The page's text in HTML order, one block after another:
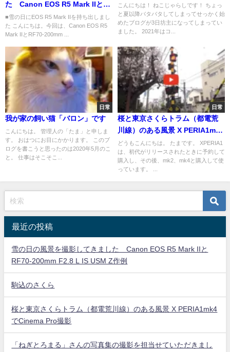
た Canon EOS R5 Mark IIと
RF70-200mm F2.8 L IS USM Z
作例
■雪の日にEOS R5 Mark IIを持ち出しまし
た こんにちは。今回は、Canon EOS R5
Mark IIとRF70-200mm ...
こんにちは！ ねこじゃらしです！ ちょっ
と夏以降バタバタしてしまってせっかく始
めたブログが3日坊主になってしまってい
ました。 2021年はコ...
日常
我が家の飼い猫「バロン」です
こんにちは。 管理人の「たま」と申しま
す。 おはつにお目にかかります。 このブ
ログを書こうと思ったのは2020年5月のこ
と。 仕事はそこそこ...
日常
桜と東京さくらトラム（都電荒
川線）のある風景 X PERIA1mk4
でCinema Pro撮影
どうもこんにちは。 たまです。 XPERIA1
は、初代がリリースされたときに予約して
購入し、その後、mk2、mk4と購入して使
っています。 ...
最近の投稿
雪の日の風景を撮影してきました Canon EOS R5 Mark IIと
RF70-200mm F2.8 L IS USM Z作例
駒込のさくら
桜と東京さくらトラム（都電荒川線）のある風景 X PERIA1mk4
でCinema Pro撮影
「ねぎとろまる」さんの写真集の撮影を担当せていただきまし